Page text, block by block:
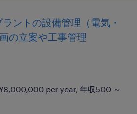
ラントの設備管理（電気・
の立案や工事管理
per year, 年収500 ～